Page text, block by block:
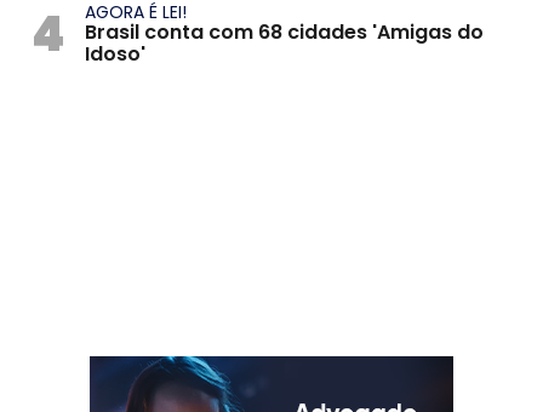
4 AGORA É LEI!
Brasil conta com 68 cidades 'Amigas do
Idoso'